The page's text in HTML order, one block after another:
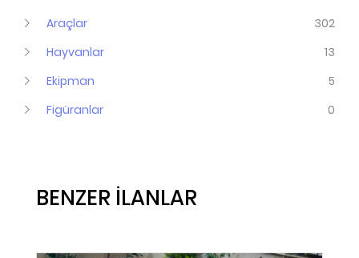
Araçlar
302
Hayvanlar
13
Ekipman
5
Figüranlar
0
BENZER İLANLAR